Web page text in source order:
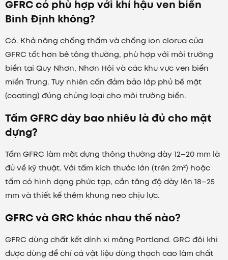
GFRC có phù hợp với khí hậu ven biển
Bình Định không?
Có. Khả năng chống thấm và chống ion clorua của
GFRC tốt hơn bê tông thường, phù hợp với môi trường
biển tại Quy Nhơn, Nhơn Hội và các khu vực ven biển
miền Trung. Tuy nhiên cần đảm bảo lớp phủ bề mặt
(coating) đúng chủng loại cho môi trường biển.
Tấm GFRC dày bao nhiêu là đủ cho mặt
dựng?
Tấm GFRC làm mặt dựng thông thường dày 12–20 mm là
đủ về kỹ thuật. Với tấm kích thước lớn (trên 2m²) hoặc
tấm có hình dạng phức tạp, cần tăng độ dày lên 18–25
mm và thiết kế thêm khung neo chịu lực.
GFRC và GRC khác nhau thế nào?
GFRC dùng chất kết dính xi măng Portland. GRC đôi khi
được dùng để chỉ cả vật liệu dùng thạch cao làm chất